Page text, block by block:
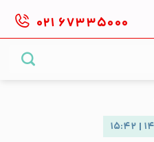
۰۲۱ ۶۷۳۳۵۰۰۰